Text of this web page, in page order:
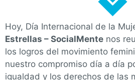
Hoy, Día Internacional de la M
Estrellas – SocialMente nos
los logros del movimiento
nuestro compromiso día a día
igualdad y los derechos de las